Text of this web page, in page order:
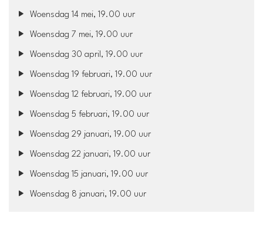
Woensdag 14 mei, 19.00 uur
Woensdag 7 mei, 19.00 uur
Woensdag 30 april, 19.00 uur
Woensdag 19 februari, 19.00 uur
Woensdag 12 februari, 19.00 uur
Woensdag 5 februari, 19.00 uur
Woensdag 29 januari, 19.00 uur
Woensdag 22 januari, 19.00 uur
Woensdag 15 januari, 19.00 uur
Woensdag 8 januari, 19.00 uur